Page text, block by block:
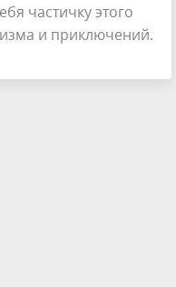
частичку этого
и приключений.